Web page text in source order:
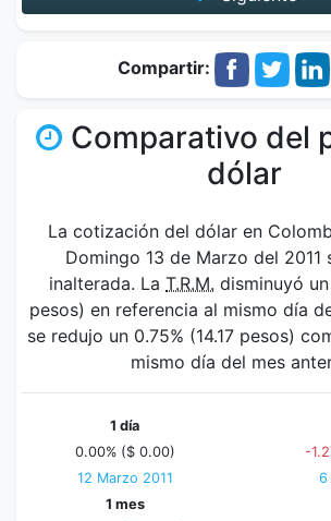
Compartir:
Comparativo del
dólar
La cotización del dólar en
Domingo 13 de Marzo del 2011
inalterada. La T.R.M. disminuyó
pesos) en referencia al mismo día
se redujo un 0.75% (14.17 pesos)
mismo día del mes
1 día
0.00% ($ 0.00)
12 Marzo 2011
-
6
1 mes